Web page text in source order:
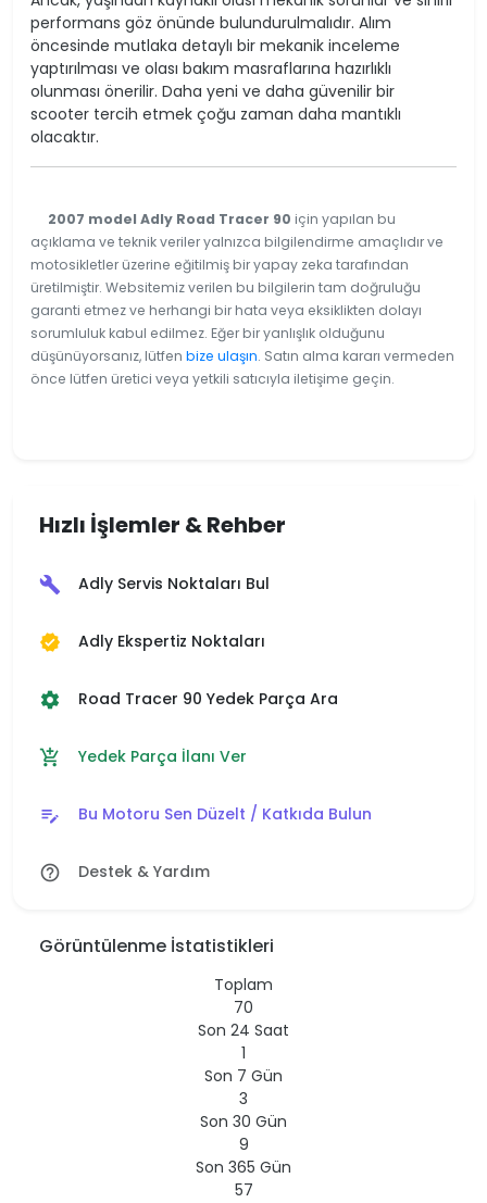
performans göz önünde bulundurulmalıdır. Alım
öncesinde mutlaka detaylı bir mekanik inceleme
yaptırılması ve olası bakım masraflarına hazırlıklı
olunması önerilir. Daha yeni ve daha güvenilir bir
scooter tercih etmek çoğu zaman daha mantıklı
olacaktır.
2007 model Adly Road Tracer 90 için yapılan bu
açıklama ve teknik veriler yalnızca bilgilendirme amaçlıdır ve
motosikletler üzerine eğitilmiş bir yapay zeka tarafından
üretilmiştir. Websitemiz verilen bu bilgilerin tam doğruluğu
garanti etmez ve herhangi bir hata veya eksiklikten dolayı
sorumluluk kabul edilmez. Eğer bir yanlışlık olduğunu
düşünüyorsanız, lütfen bize ulaşın. Satın alma kararı vermeden
önce lütfen üretici veya yetkili satıcıyla iletişime geçin.
Hızlı İşlemler & Rehber
build Adly Servis Noktaları Bul
verified Adly Ekspertiz Noktaları
settings Road Tracer 90 Yedek Parça Ara
add_shopping_cart Yedek Parça İlanı Ver
edit_note Bu Motoru Sen Düzelt / Katkıda Bulun
help_outline Destek & Yardım
Görüntülenme İstatistikleri
Toplam
70
Son 24 Saat
1
Son 7 Gün
3
Son 30 Gün
9
Son 365 Gün
57